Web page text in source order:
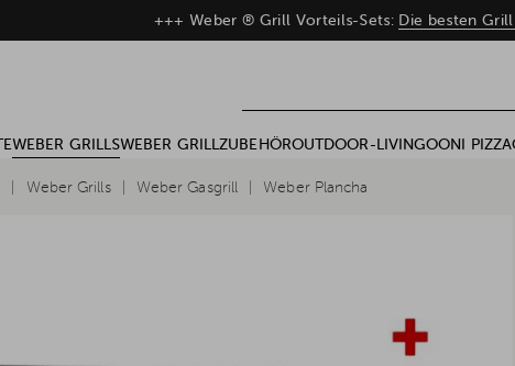
+++ Weber ® Grill Vorteils-Sets: Die besten
WEBER GRILLSWEBER GRILLZUBEHÖROUTDOOR-LIVINGOONI
Weber Grills Weber Gasgrill Weber Plancha